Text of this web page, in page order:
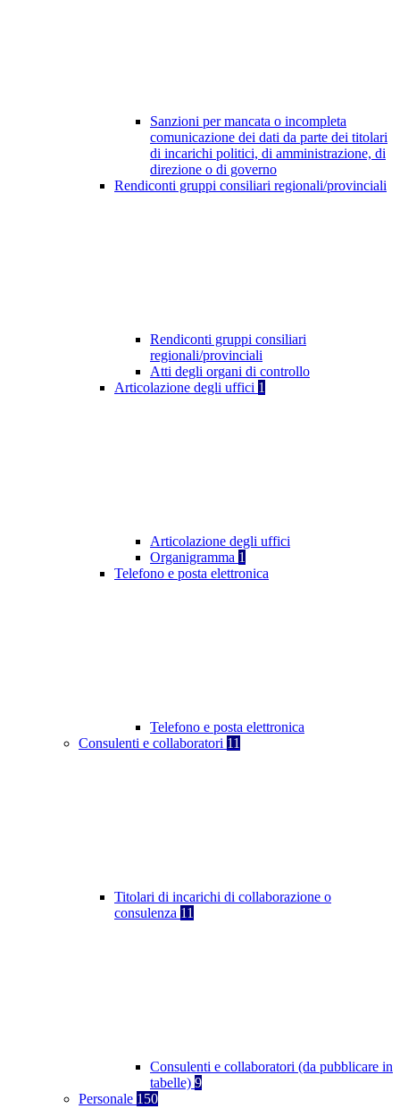
Sanzioni per mancata o incompleta
comunicazione dei dati da parte dei titolari
di incarichi politici, di amministrazione, di
direzione o di governo
Rendiconti gruppi consiliari regionali/provinciali
Rendiconti gruppi consiliari
regionali/provinciali
Atti degli organi di controllo
Articolazione degli uffici 1
Articolazione degli uffici
Organigramma 1
Telefono e posta elettronica
Telefono e posta elettronica
Consulenti e collaboratori 11
Titolari di incarichi di collaborazione o
consulenza 11
Consulenti e collaboratori (da pubblicare in
tabelle) 9
Personale 150